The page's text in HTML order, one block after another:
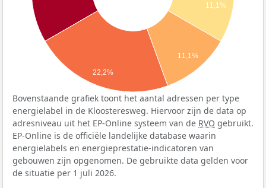
11,1%
11,1%
22,2%
Bovenstaande grafiek toont het aantal adressen per type
energielabel in de Kloosteresweg. Hiervoor zijn de data op
adresniveau uit het EP-Online systeem van de RVO gebruikt.
EP-Online is de officiële landelijke database waarin
energielabels en energieprestatie-indicatoren van
gebouwen zijn opgenomen. De gebruikte data gelden voor
de situatie per 1 juli 2026.